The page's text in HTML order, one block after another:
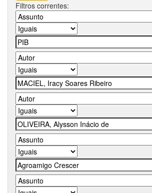
Filtros correntes: